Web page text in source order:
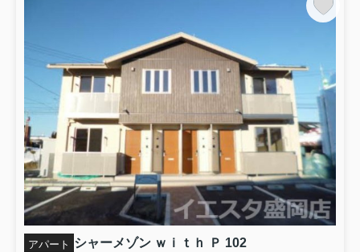
アパート シャーメゾン ｗｉｔｈ Ｐ 102